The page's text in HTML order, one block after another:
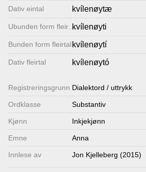
Dativ eintal kvílenøytæ
Ubunden form fleirtal
kvílenøyti
Bunden form fleirtal kvílenøytí
Dativ fleirtal kvílenøytó
Registrerings­grunn Dialektord / uttrykk
Ordklasse Substantiv
Kjønn Inkjekjønn
Emne Anna
Innlese av Jon Kjelleberg (2015)
oss